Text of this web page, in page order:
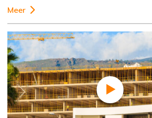
Meer